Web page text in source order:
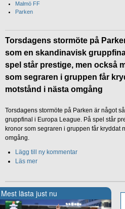
Malmö FF
Parken
Torsdagens stormöte på
som en skandinavisk
spel står prestige, men också
som segraren i gruppen får
motstånd i nästa omgång
Torsdagens stormöte på Parken är något
gruppfinal i Europa League. På spel står
kronor som segraren i gruppen får kryddat
omgång.
Lägg till ny kommentar
Läs mer
Mest lästa just nu